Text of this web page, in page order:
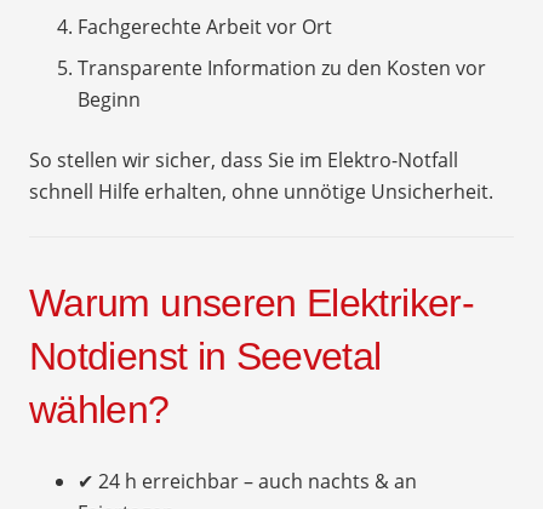
Fachgerechte Arbeit vor Ort
Transparente Information zu den Kosten vor
Beginn
So stellen wir sicher, dass Sie im Elektro-Notfall
schnell Hilfe erhalten, ohne unnötige Unsicherheit.
Warum unseren Elektriker-
Notdienst in Seevetal
wählen?
✔ 24 h erreichbar – auch nachts & an